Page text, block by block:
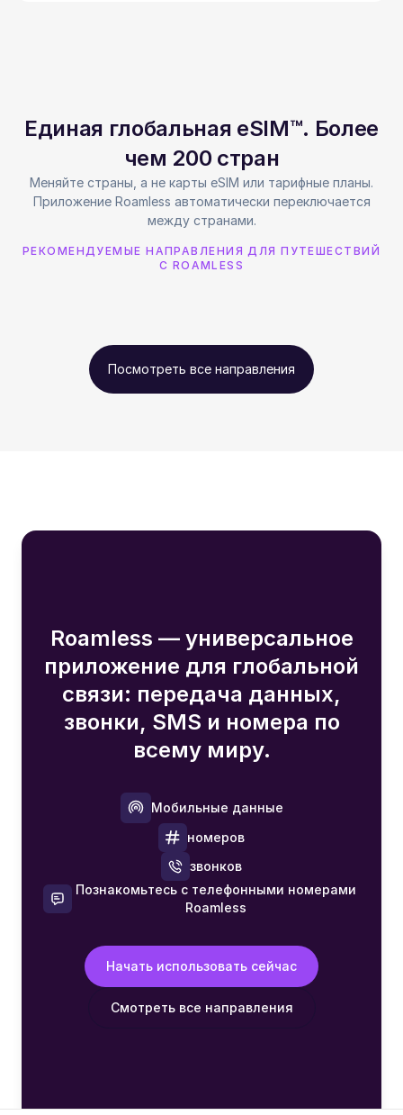
Единая глобальная eSIM™. Более
чем 200 стран
Меняйте страны, а не карты eSIM или тарифные планы.
Приложение Roamless автоматически переключается
между странами.
РЕКОМЕНДУЕМЫЕ НАПРАВЛЕНИЯ ДЛЯ ПУТЕШЕСТВИЙ
С ROAMLESS
Посмотреть все направления
Roamless — универсальное
приложение для глобальной
связи: передача данных,
звонки, SMS и номера по
всему миру.
Мобильные данные
номеров
звонков
Познакомьтесь с телефонными номерами
Roamless
Начать использовать сейчас
Смотреть все направления